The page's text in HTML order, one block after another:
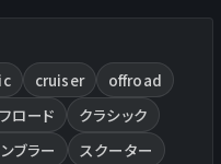
cruiser
offroad
ロード
クラシック
ブラー
スクーター